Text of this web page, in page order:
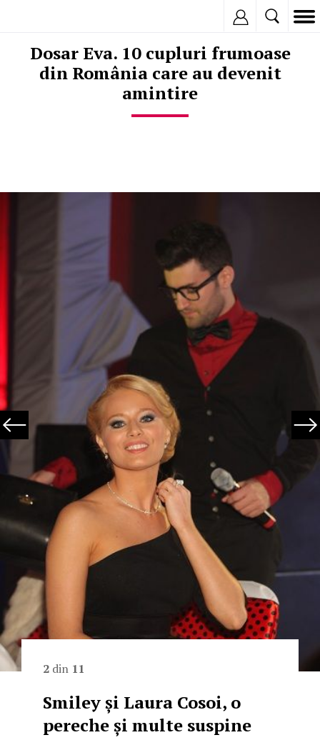
Dosar Eva. 10 cupluri frumoase
din România care au devenit
amintire
2 din 11
Smiley și Laura Cosoi, o
pereche și multe suspine